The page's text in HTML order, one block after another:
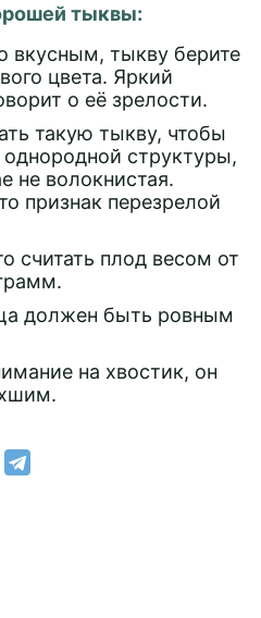
тыквы:
тыкву берите
цвета. Яркий
о её зрелости.
такую тыкву, чтобы
структуры,
не волокнистая.
признак перезрелой
считать плод весом от
должен быть ровным
на хвостик, он